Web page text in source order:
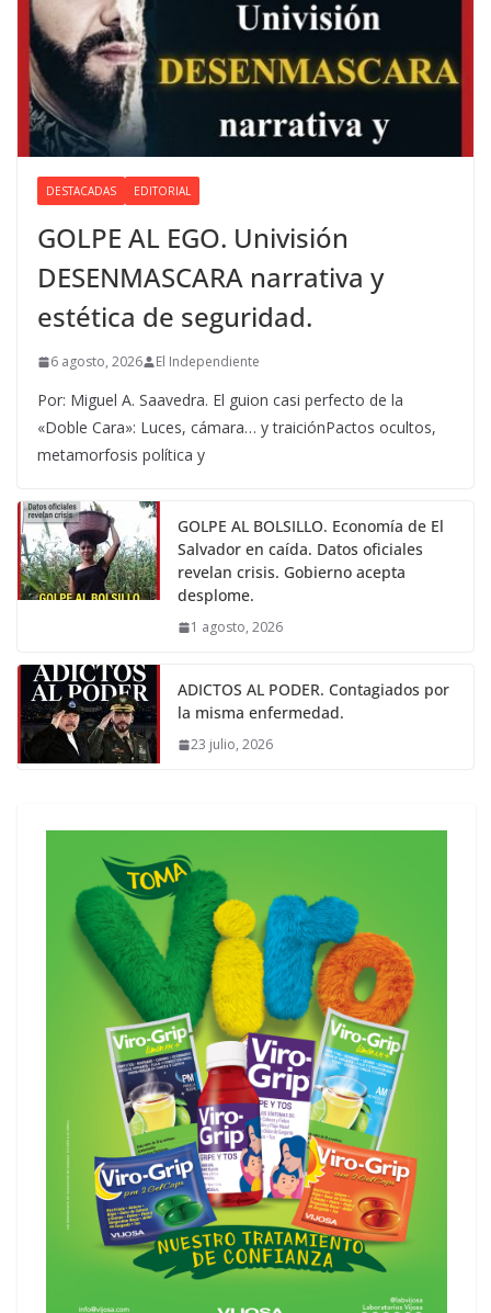
DESTACADAS EDITORIAL
GOLPE AL EGO. Univisión
DESENMASCARA narrativa y
estética de seguridad.
6 agosto, 2026 El Independiente
Por: Miguel A. Saavedra. El guion casi perfecto de la
«Doble Cara»: Luces, cámara… y traiciónPactos ocultos,
metamorfosis política y
GOLPE AL BOLSILLO. Economía de El
Salvador en caída. Datos oficiales
revelan crisis. Gobierno acepta
desplome.
1 agosto, 2026
ADICTOS AL PODER. Contagiados por
la misma enfermedad.
23 julio, 2026